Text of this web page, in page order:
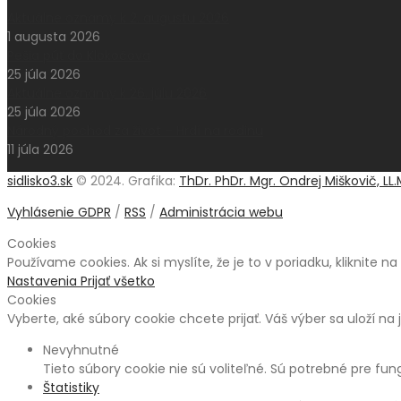
1 augusta 2026
25 júla 2026
25 júla 2026
11 júla 2026
sidlisko3.sk © 2024. Grafika: ThDr. PhDr. Mgr. Ondrej Miškovič,
Vyhlásenie GDPR / RSS / Administrácia webu
Cookies
Používame cookies. Ak si myslíte, že je to v poriadku, kliknite
Nastavenia Prijať všetko
Cookies
Vyberte, aké súbory cookie chcete prijať. Váš výber sa uloží na
Nevyhnutné
Tieto súbory cookie nie sú voliteľné. Sú potrebné pre
Štatistiky